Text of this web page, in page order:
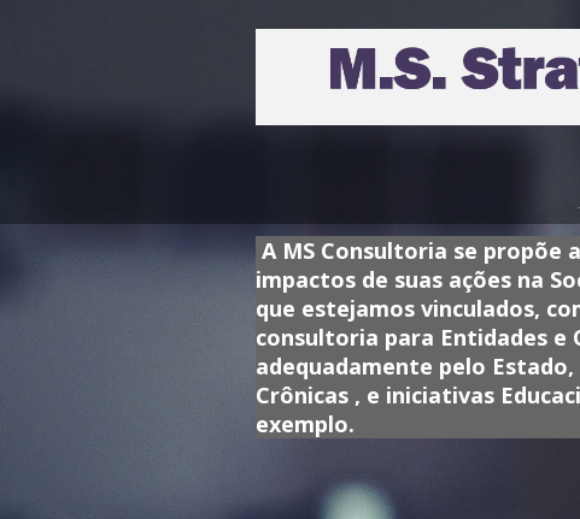
A MS Consultoria se propõe
impactos de suas ações na
que estejamos vinculados,
consultoria para Entidades e
adequadamente pelo
Crônicas , e iniciativas
exemplo.